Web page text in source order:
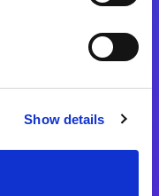
Show details
ェア